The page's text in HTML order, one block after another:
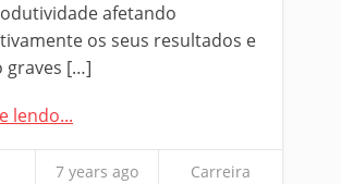
afetando
os seus resultados e
graves […]
lendo...
7 years ago Carreira